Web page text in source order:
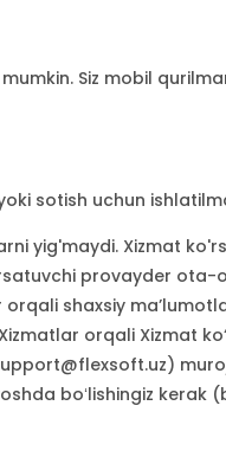
Siz mobil
sotish uchun
yig'maydi. Xizmat
provayder
shaxsiy
orqali Xizmat
boʻlishingiz